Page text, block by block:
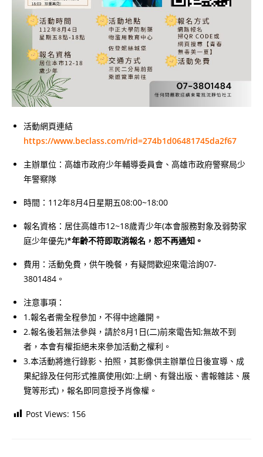
活動網頁連結
https://www.beclass.com/rid=274b1d06481745da2f67
主辦單位：高雄市政府少年輔導委員會、高雄市政府警察局少
年警察隊
時間：112年8月4日星期五08:00~18:00
報名資格：居住高雄市12~18歲青少年(本會服務對象及弱勢家
庭少年優先)*年齡不符即取消報名，恕不再通知。
費用：活動免費，供午晚餐，有疑問歡迎來電洽詢07-
3801484。
注意事項：
1.報名者需全程參加，不得中途離開。
2.報名後若無法參與，請於8月1日(二)前來電告知;無故不到
者，本會有權拒絕未來參加活動之權利。
3.本活動將進行錄影、拍照，其影像供主辦單位日後宣導、成
果紀錄及任何形式推廣使用(如:上網、有聲出版、書報雜誌、展
覽等形式)，報名即同意授予肖像權。
Post Views: 156